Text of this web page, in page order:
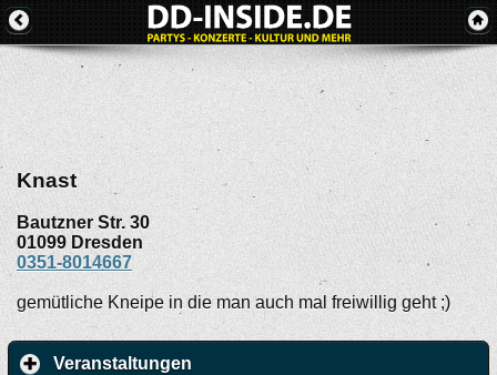
Knast
Bautzner Str. 30
01099 Dresden
0351-8014667
gemütliche Kneipe in die man auch mal freiwillig geht ;)
Veranstaltungen